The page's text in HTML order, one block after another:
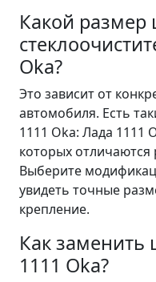
Какой размер
Oka?
Это зависит от
автомобиля. Есть
1111 Oka: Лада 1111
которых
Выберите
увидеть точные
крепление.
Как заменить
1111 Oka?